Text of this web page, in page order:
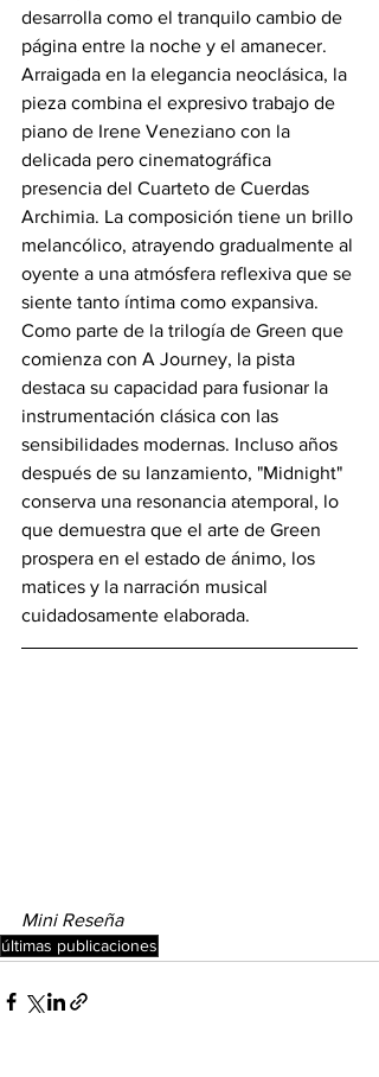
desarrolla como el tranquilo cambio de
página entre la noche y el amanecer.
Arraigada en la elegancia neoclásica, la
pieza combina el expresivo trabajo de
piano de Irene Veneziano con la
delicada pero cinematográfica
presencia del Cuarteto de Cuerdas
Archimia. La composición tiene un brillo
melancólico, atrayendo gradualmente al
oyente a una atmósfera reflexiva que se
siente tanto íntima como expansiva.
Como parte de la trilogía de Green que
comienza con A Journey, la pista
destaca su capacidad para fusionar la
instrumentación clásica con las
sensibilidades modernas. Incluso años
después de su lanzamiento, "Midnight"
conserva una resonancia atemporal, lo
que demuestra que el arte de Green
prospera en el estado de ánimo, los
matices y la narración musical
cuidadosamente elaborada.
Mini Reseña
últimas publicaciones